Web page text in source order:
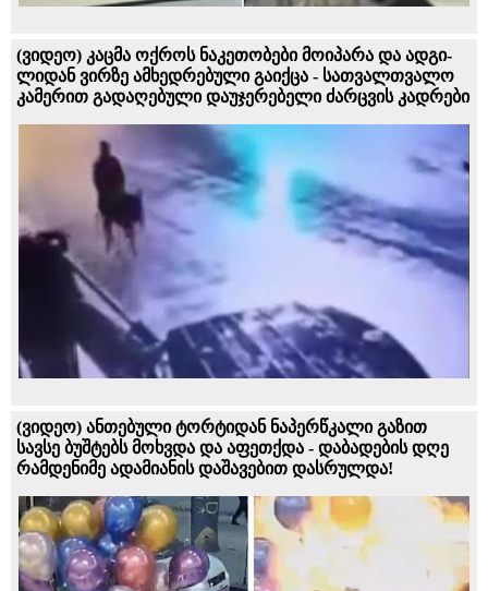
(ვიდეო) კა­ცმა ოქ­როს ნა­კე­თო­ბები მოიპარა და ად­გი­
ლი­დან ვირ­ზე ამ­ხედ­რე­ბუ­ლი გაიქცა - სათ­ვალ­თვა­ლო
კა­მე­რით გადაღებული დაუჯერებელი ძარცვის კადრები
(ვიდეო) ანთებული ტორტიდან ნაპერწკალი გაზით
სავსე ბუშტებს მოხვდა და აფეთქდა - დაბადების დღე
რამდენიმე ადამიანის დაშავებით დასრულდა!